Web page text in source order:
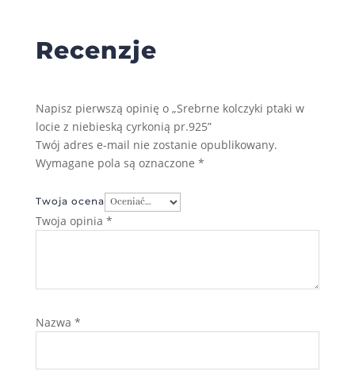
Recenzje
Napisz pierwszą opinię o „Srebrne kolczyki ptaki w
locie z niebieską cyrkonią pr.925”
Twój adres e-mail nie zostanie opublikowany.
Wymagane pola są oznaczone *
Twoja ocena
Twoja opinia *
Nazwa *